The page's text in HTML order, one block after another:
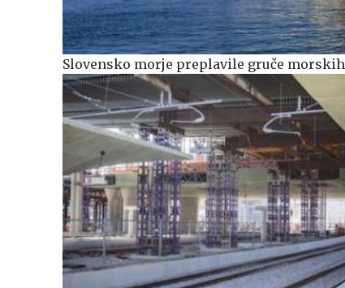
Slovensko morje preplavile gruče morskih